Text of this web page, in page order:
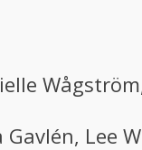
Gavlén, Lee